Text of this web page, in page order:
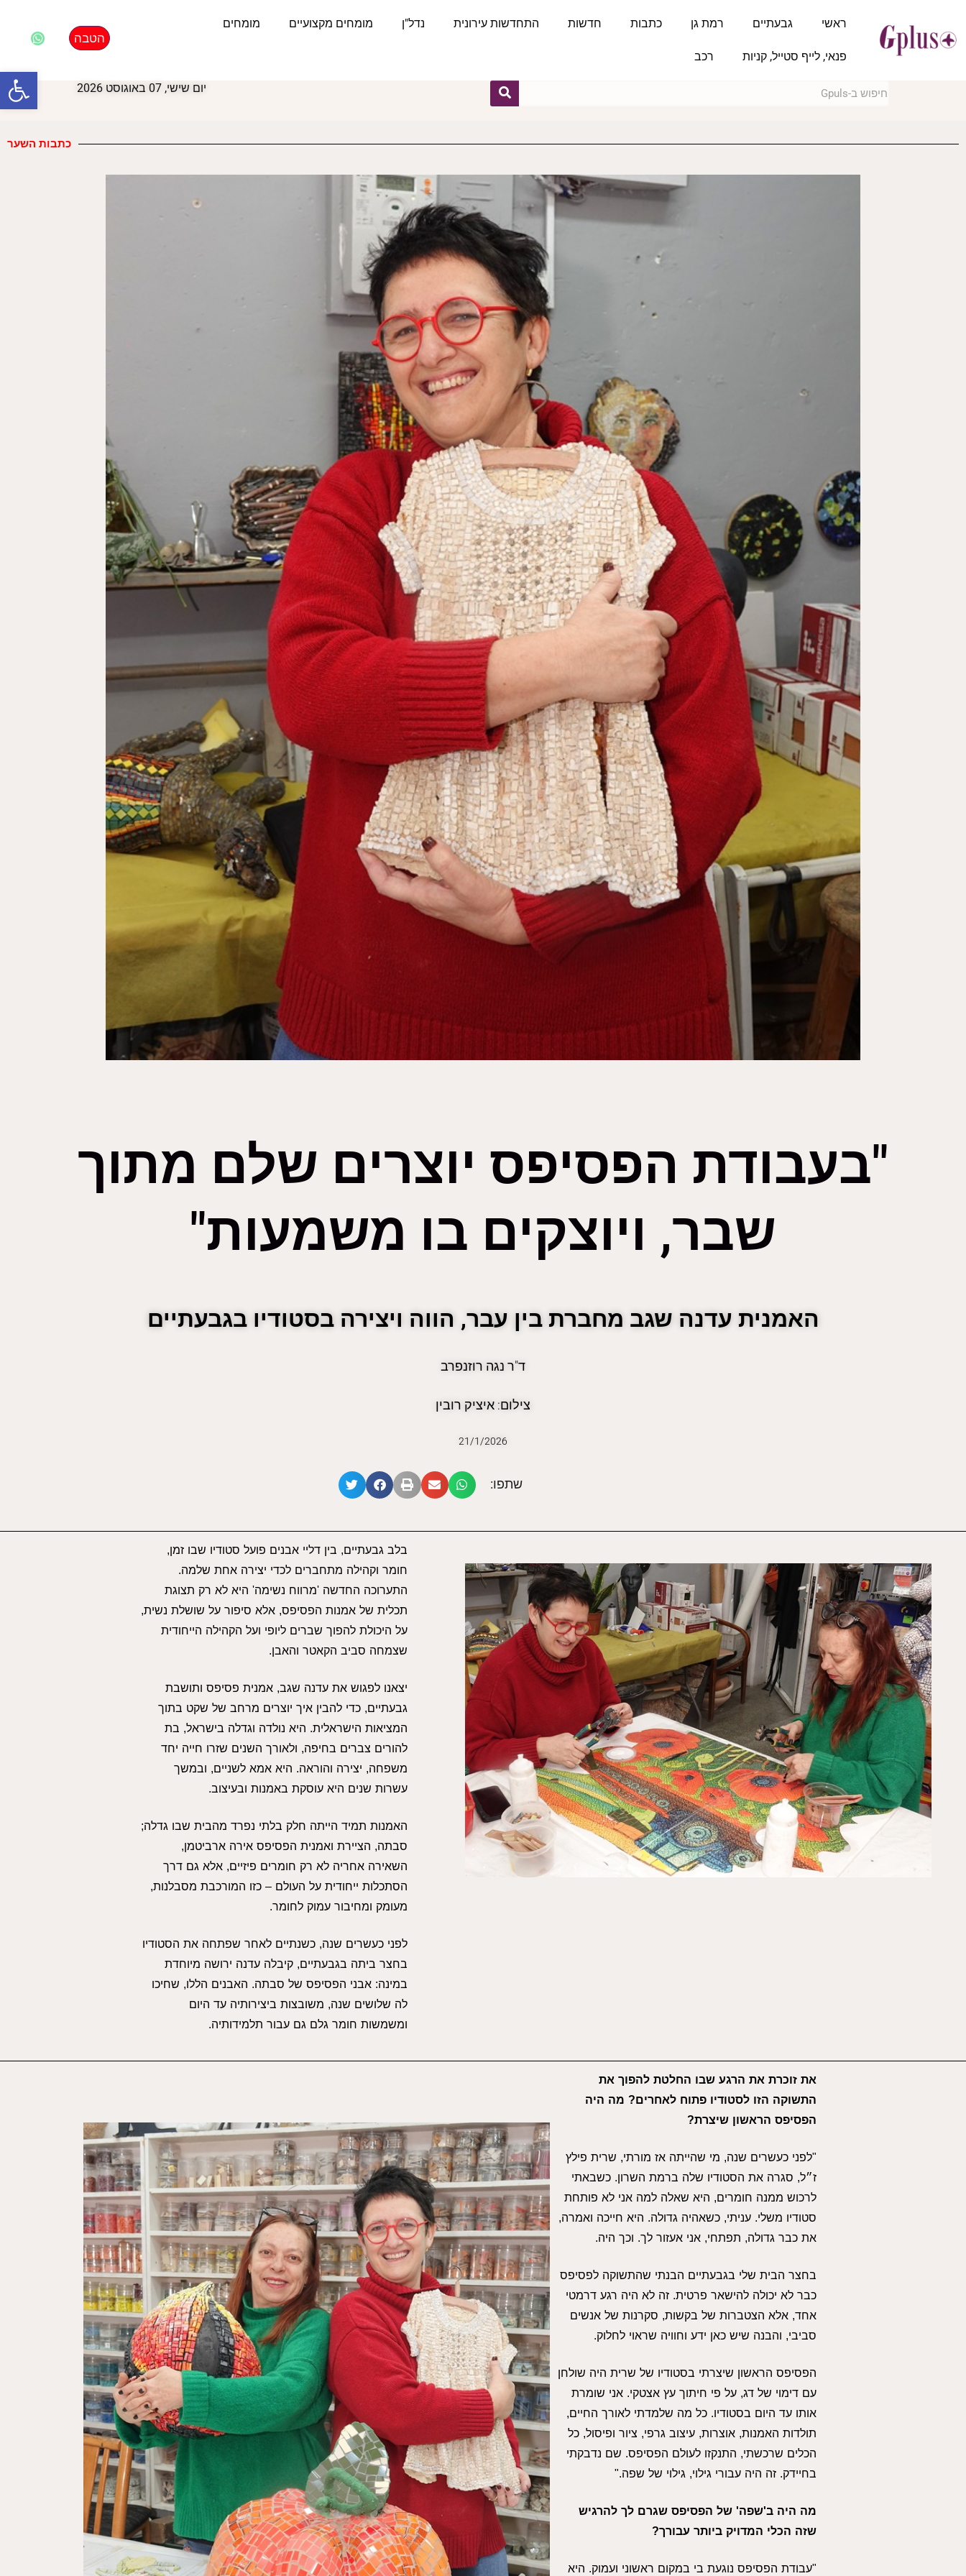
ראשי גבעתיים רמת גן כתבות חדשות התחדשות עירונית נדל"ן מומחים מקצועיים מומחים
פנאי, לייף סטייל, קניות רכב
הטבה
יום שישי, 07 באוגוסט 2026
כתבות השער
"בעבודת הפסיפס יוצרים שלם מתוך
שבר, ויוצקים בו משמעות"
האמנית עדנה שגב מחברת בין עבר, הווה ויצירה בסטודיו בגבעתיים
ד"ר נגה רוזנפרב
צילום: איציק רובין
21/1/2026
שתפו:
בלב גבעתיים, בין דליי אבנים פועל סטודיו שבו זמן,
חומר וקהילה מתחברים לכדי יצירה אחת שלמה.
התערוכה החדשה 'מרווח נשימה' היא לא רק תצוגת
תכלית של אמנות הפסיפס, אלא סיפור על שושלת נשית,
על היכולת להפוך שברים ליופי ועל הקהילה הייחודית
שצמחה סביב הקאטר והאבן.
יצאנו לפגוש את עדנה שגב, אמנית פסיפס ותושבת
גבעתיים, כדי להבין איך יוצרים מרחב של שקט בתוך
המציאות הישראלית. היא נולדה וגדלה בישראל, בת
להורים צברים בחיפה, ולאורך השנים שזרו חייה יחד
משפחה, יצירה והוראה. היא אמא לשניים, ובמשך
עשרות שנים היא עוסקת באמנות ובעיצוב.
האמנות תמיד הייתה חלק בלתי נפרד מהבית שבו גדלה;
סבתה, הציירת ואמנית הפסיפס אירה ארביטמן,
השאירה אחריה לא רק חומרים פיזיים, אלא גם דרך
הסתכלות ייחודית על העולם – כזו המורכבת מסבלנות,
מעומק ומחיבור עמוק לחומר.
לפני כעשרים שנה, כשנתיים לאחר שפתחה את הסטודיו
בחצר ביתה בגבעתיים, קיבלה עדנה ירושה מיוחדת
במינה: אבני הפסיפס של סבתה. האבנים הללו, שחיכו
לה שלושים שנה, משובצות ביצירותיה עד היום
ומשמשות חומר גלם גם עבור תלמידותיה.
את זוכרת את הרגע שבו החלטת להפוך את
התשוקה הזו לסטודיו פתוח לאחרים? מה היה
הפסיפס הראשון שיצרת?
"לפני כעשרים שנה, מי שהייתה אז מורתי, שרית פילץ
ז״ל, סגרה את הסטודיו שלה ברמת השרון. כשבאתי
לרכוש ממנה חומרים, היא שאלה למה אני לא פותחת
סטודיו משלי. עניתי, כשאהיה גדולה. היא חייכה ואמרה,
את כבר גדולה, תפתחי, אני אעזור לך. וכך היה.
בחצר הבית שלי בגבעתיים הבנתי שהתשוקה לפסיפס
כבר לא יכולה להישאר פרטית. זה לא היה רגע דרמטי
אחד, אלא הצטברות של בקשות, סקרנות של אנשים
סביבי, והבנה שיש כאן ידע וחוויה שראוי לחלוק.
הפסיפס הראשון שיצרתי בסטודיו של שרית היה שולחן
עם דימוי של דג, על פי חיתוך עץ אצטקי. אני שומרת
אותו עד היום בסטודיו. כל מה שלמדתי לאורך החיים,
תולדות האמנות, אוצרות, עיצוב גרפי, ציור ופיסול, כל
הכלים שרכשתי, התנקזו לעולם הפסיפס. שם נדבקתי
בחיידק. זה היה עבורי גילוי, גילוי של שפה."
מה היה ב'שפה' של הפסיפס שגרם לך להרגיש
שזה הכלי המדויק ביותר עבורך?
"עבודת הפסיפס נוגעת בי במקום ראשוני ועמוק. היא
פתח